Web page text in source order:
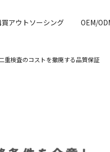
アウトソーシング OEM/
重検査のコストを撤廃する品質保証